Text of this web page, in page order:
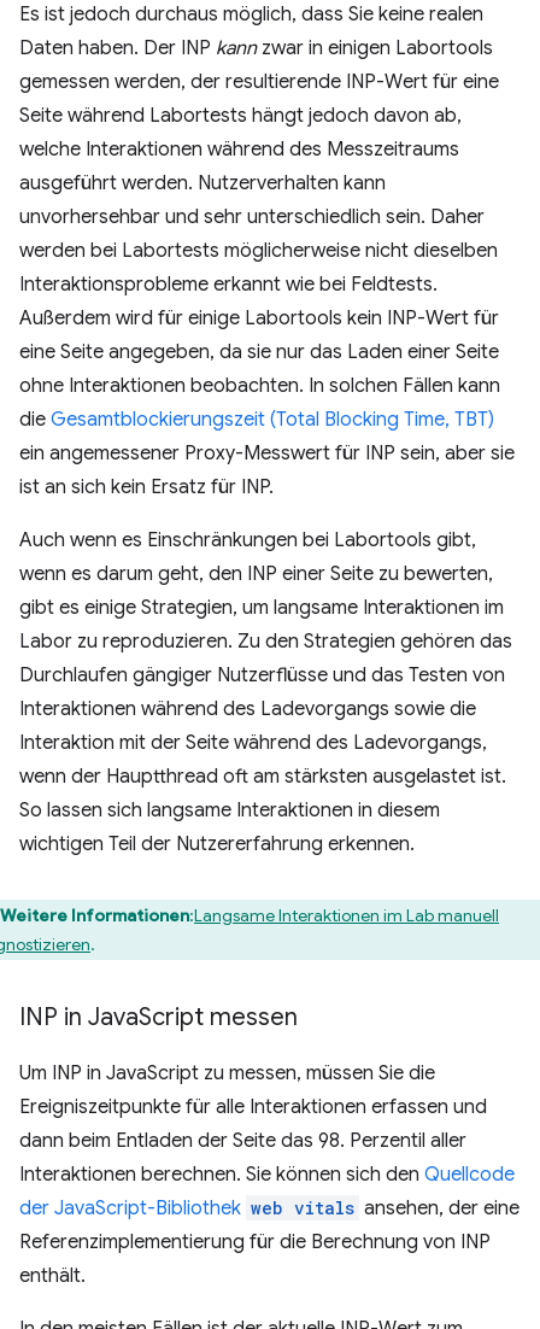
Es ist jedoch durchaus möglich, dass Sie keine realen
Daten haben. Der INP kannzwar in einigen Labortools
gemessen werden, der resultierende INP-Wert für eine
Seite während Labortests hängt jedoch davon ab,
welche Interaktionen während des Messzeitraums
ausgeführt werden. Nutzerverhalten kann
unvorhersehbar und sehr unterschiedlich sein. Daher
werden bei Labortests möglicherweise nicht dieselben
Interaktionsprobleme erkannt wie bei Feldtests.
Außerdem wird für einige Labortools kein INP-Wert für
eine Seite angegeben, da sie nur das Laden einer Seite
ohne Interaktionen beobachten. In solchen Fällen kann
die Gesamtblockierungszeit (Total Blocking Time, TBT)
ein angemessener Proxy-Messwert für INP sein, aber sie
ist an sich kein Ersatz für INP.
Auch wenn es Einschränkungen bei Labortools gibt,
wenn es darum geht, den INP einer Seite zu bewerten,
gibt es einige Strategien, um langsame Interaktionen im
Labor zu reproduzieren. Zu den Strategien gehören das
Durchlaufen gängiger Nutzerflüsse und das Testen von
Interaktionen während des Ladevorgangs sowie die
Interaktion mit der Seite während des Ladevorgangs,
wenn der Hauptthread oft am stärksten ausgelastet ist.
So lassen sich langsame Interaktionen in diesem
wichtigen Teil der Nutzererfahrung erkennen.
Weitere Informationen:Langsame Interaktionen im Lab manuell
.
INP in JavaScript messen
Um INP in JavaScript zu messen, müssen Sie die
Ereigniszeitpunkte für alle Interaktionen erfassen und
dann beim Entladen der Seite das 98. Perzentil aller
Interaktionen berechnen. Sie können sich den Quellcode
der JavaScript-Bibliothek web vitals ansehen, der eine
Referenzimplementierung für die Berechnung von INP
enthält.